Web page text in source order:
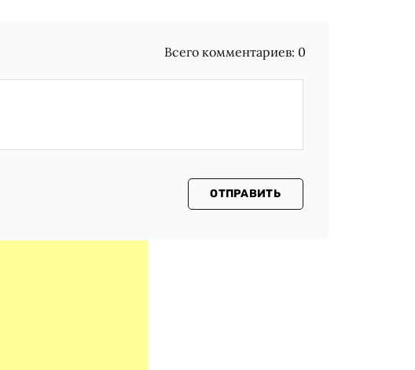
Всего комментариев: 0
ОТПРАВИТЬ